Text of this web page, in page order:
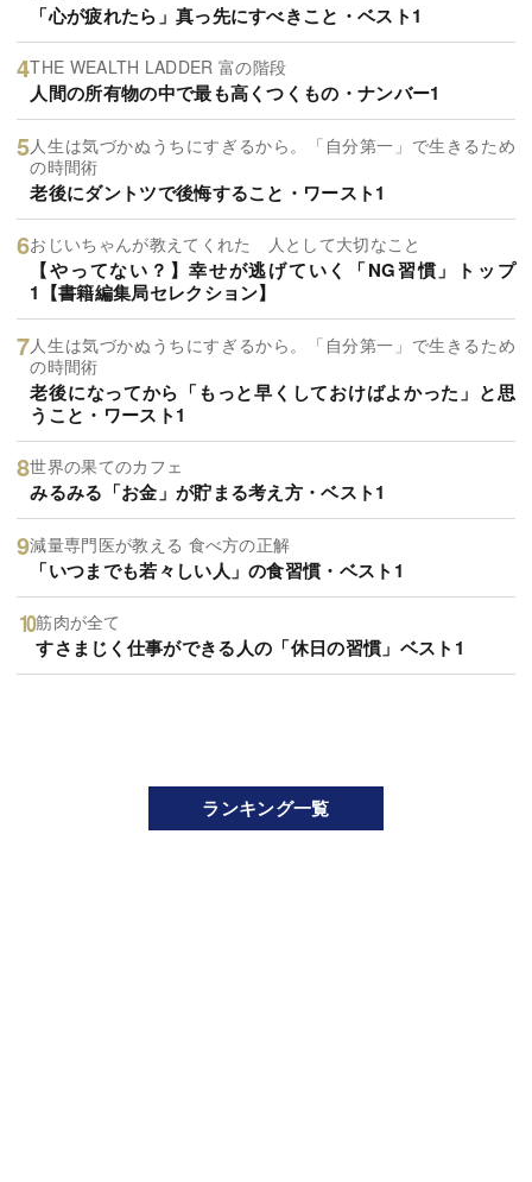
「心が疲れたら」真っ先にすべきこと・ベスト1
THE WEALTH LADDER 富の階段
人間の所有物の中で最も高くつくもの・ナンバー1
人生は気づかぬうちにすぎるから。「自分第一」で生きるため
の時間術
老後にダントツで後悔すること・ワースト1
おじいちゃんが教えてくれた 人として大切なこと
【やってない？】幸せが逃げていく「NG習慣」トップ
1【書籍編集局セレクション】
人生は気づかぬうちにすぎるから。「自分第一」で生きるため
の時間術
老後になってから「もっと早くしておけばよかった」と思
うこと・ワースト1
世界の果てのカフェ
みるみる「お金」が貯まる考え方・ベスト1
減量専門医が教える 食べ方の正解
「いつまでも若々しい人」の食習慣・ベスト1
筋肉が全て
すさまじく仕事ができる人の「休日の習慣」ベスト1
ランキング一覧